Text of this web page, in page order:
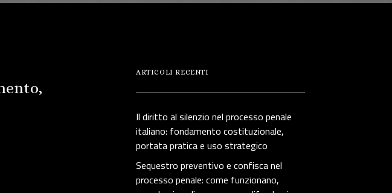
ARTICOLI RECENTI
Il diritto al silenzio nel processo penale
italiano: fondamento costituzionale,
portata pratica e uso strategico
Sequestro preventivo e confisca nel
processo penale: come funzionano,